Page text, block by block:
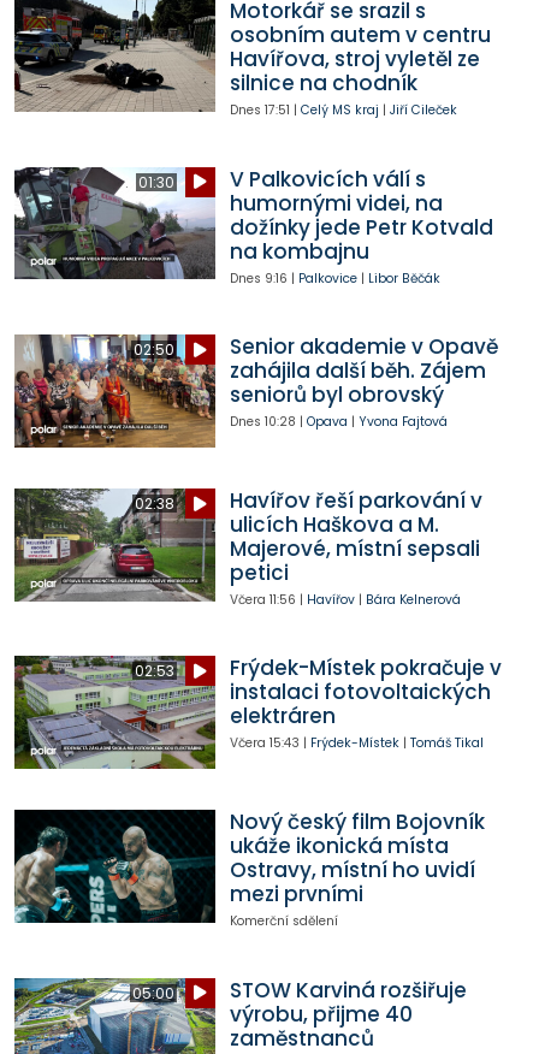
Motorkář se srazil s
osobním autem v centru
Havířova, stroj vyletěl ze
silnice na chodník
Dnes 17:51 | Celý MS kraj | Jiří Cileček
01:30
V Palkovicích válí s
humornými videi, na
dožínky jede Petr Kotvald
na kombajnu
Dnes 9:16 | Palkovice| Libor Běčák
02:50
Senior akademie v Opavě
zahájila další běh. Zájem
seniorů byl obrovský
Dnes 10:28 | Opava | Yvona Fajtová
02:38
Havířov řeší parkování v
ulicích Haškova a M.
Majerové, místní sepsali
petici
Včera 11:56 | Havířov| Bára Kelnerová
02:53
Frýdek-Místek pokračuje v
instalaci fotovoltaických
elektráren
Včera 15:43 | Frýdek-Místek| Tomáš Tikal
Nový český film Bojovník
ukáže ikonická místa
Ostravy, místní ho uvidí
mezi prvními
Komerční sdělení
05:00
STOW Karviná rozšiřuje
výrobu, přijme 40
zaměstnanců